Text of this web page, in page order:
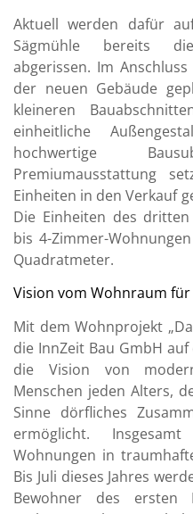
Aktuell werden dafür
Sägmühle bereits
abgerissen. Im
der neuen Gebäude
kleineren
einheitliche
hochwertige
Premiumausstattung
Einheiten in den Verkauf
Die Einheiten des
bis 4-Zimmer-
Quadratmeter.
Vision vom Wohnraum
Mit dem Wohnprojekt
die InnZeit Bau GmbH
die Vision von
Menschen jeden Alters,
Sinne dörfliches
ermöglicht.
Wohnungen in
Bis Juli dieses Jahres
Bewohner des ersten